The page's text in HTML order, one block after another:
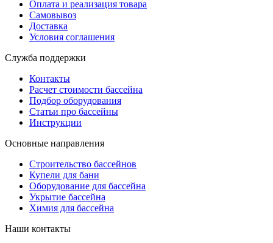
Оплата и реализация товара
Самовывоз
Доставка
Условия соглашения
Служба поддержки
Контакты
Расчет стоимости бассейна
Подбор оборудования
Статьи про бассейны
Инструкции
Основные направления
Строительство бассейнов
Купели для бани
Оборудование для бассейна
Укрытие бассейна
Химия для бассейна
Наши контакты